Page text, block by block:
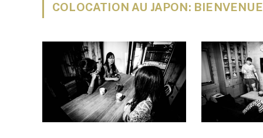
COLOCATION AU JAPON: